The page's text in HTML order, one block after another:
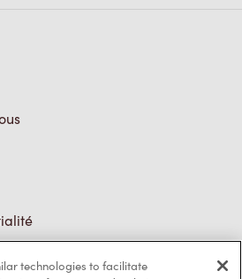
technologies to facilitate